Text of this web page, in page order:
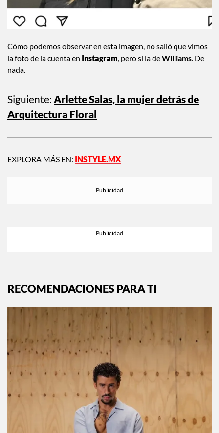
Cómo podemos observar en esta imagen, no salió que vimos
la foto de la cuenta en Instagram , pero sí la deWilliams . De
nada.
Siguiente: Arlette Salas, la mujer detrás de
Arquitectura Floral
EXPLORA MÁS EN: INSTYLE.MX
RECOMENDACIONES PARA TI